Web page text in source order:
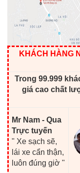
KHÁCH HÀNG
Trong 99.999
giá cao chất
Mr Nam - Qua
Trực tuyến
" Xe sạch sẽ,
lái xe cẩn thận,
luôn đúng giờ "